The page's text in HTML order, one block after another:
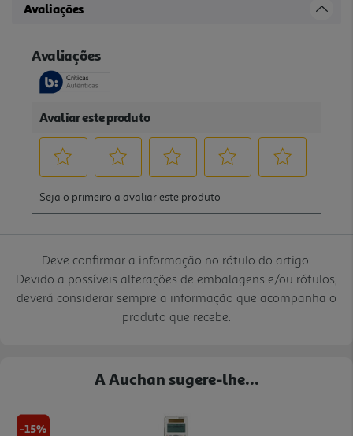
Avaliações
Deve confirmar a informação no rótulo do artigo.
Devido a possíveis alterações de embalagens e/ou rótulos,
deverá considerar sempre a informação que acompanha o
produto que recebe.
A Auchan sugere-lhe...
-15%